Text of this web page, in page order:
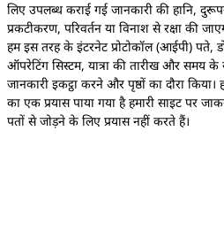
लिए उपलब्ध कराई गई जानकारी की हानि,
प्रकटीकरण, परिवर्तन या विनाश से रक्षा की
हम इस तरह के इंटरनेट प्रोटोकॉल (आईपी) पते,
ऑपरेटिंग सिस्टम, यात्रा की तारीख और समय
जानकारी इकट्ठा करने और पृष्ठों का दौरा
का एक प्रयास पाया गया है हमारी साइट पर
पतों से जोड़ने के लिए प्रयास नहीं करते हैं।